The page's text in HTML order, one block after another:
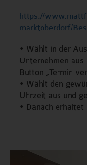
https://
marktoberdorf/
• Wählt in der
Unternehmen
Button „Termin
• Wählt den
Uhrzeit aus und
• Danach